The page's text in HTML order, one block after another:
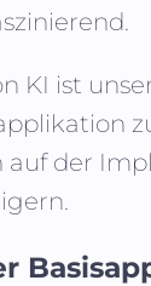
KI ist
der